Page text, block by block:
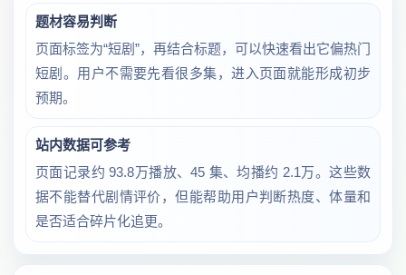
题材容易判断
页面标签为“短剧”，再结合标题，可以快速看出它偏热门
短剧。用户不需要先看很多集，进入页面就能形成初步
预期。
站内数据可参考
页面记录约 93.8万播放、45 集、均播约 2.1万。这些数
据不能替代剧情评价，但能帮助用户判断热度、体量和
是否适合碎片化追更。